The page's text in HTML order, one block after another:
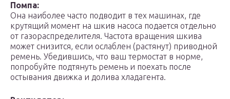
Помпа:
Она наиболее часто подводит в тех машинах, где
крутящий момент на шкив насоса подается отдельно
от газораспределителя. Частота вращения шкива
может снизится, если ослаблен (растянут) приводной
ремень. Убедившись, что ваш термостат в норме,
попробуйте подтянуть ремень и поехать после
остывания движка и долива хладагента.